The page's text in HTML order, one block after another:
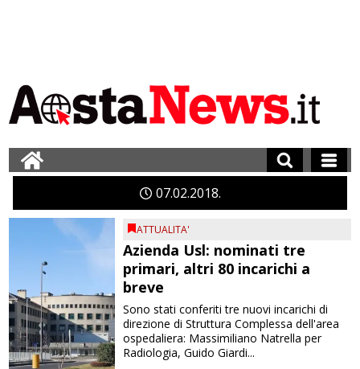
0702 2018
ATTUALITA'
Azienda Usl: nominati tre
primari, altri 80 incarichi a
breve
Sono stati conferiti tre nuovi incarichi di
direzione di Struttura Complessa dell'area
ospedaliera: Massimiliano Natrella per
Radiologia, Guido Giardi...